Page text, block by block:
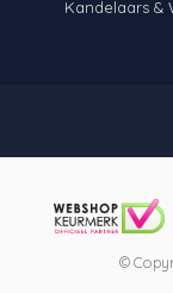
Kandelaars &
©